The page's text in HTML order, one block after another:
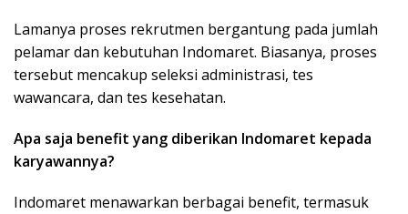
Lamanya proses rekrutmen bergantung pada jumlah
pelamar dan kebutuhan Indomaret. Biasanya, proses
tersebut mencakup seleksi administrasi, tes
wawancara, dan tes kesehatan.
Apa saja benefit yang diberikan Indomaret kepada
karyawannya?
Indomaret menawarkan berbagai benefit, termasuk